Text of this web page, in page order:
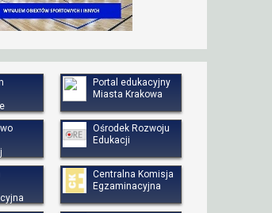
Portal edukacyjny
Miasta Krakowa
Ośrodek Rozwoju
Edukacji
Centralna Komisja
Egzaminacyjna